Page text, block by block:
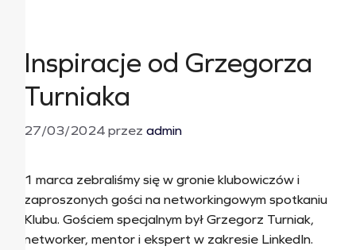
Inspiracje od Grzegorza
Turniaka
27/03/2024przez admin
1 marca zebraliśmy się w gronie klubowiczów i
zaproszonych gości na networkingowym spotkaniu
Klubu. Gościem specjalnym był Grzegorz Turniak,
networker, mentor i ekspert w zakresie LinkedIn.